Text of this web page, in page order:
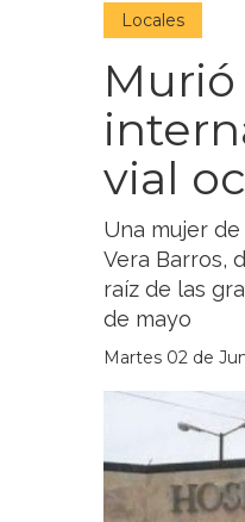
Locales
vial
Una mujer
Vera Barros,
raíz de las
de mayo
Martes 02 de